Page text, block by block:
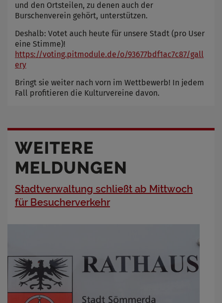
und den Ortsteilen, zu denen auch der
Burschenverein gehört, unterstützen.
Deshalb: Votet auch heute für unsere Stadt (pro User
eine Stimme)!
https://voting.pitmodule.de/o/93677bdf1ac7c87/gall
ery
Bringt sie weiter nach vorn im Wettbewerb! In jedem
Fall profitieren die Kulturvereine davon.
WEITERE
MELDUNGEN
Stadtverwaltung schließt ab Mittwoch
für Besucherverkehr